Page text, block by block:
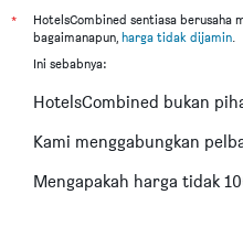
Vacation rentals in Kuching
Vacation rentals in Tokyo
Vacation rentals in Bangkok
Vacation rentals in Putrajaya
Vacation rentals in Shah
*
HotelsCombined sentiasa berusaha
bagaimanapun, harga tidak dijamin.
Ini sebabnya:
HotelsCombined bukan
Kami menggabungkan
Mengapakah harga tidak